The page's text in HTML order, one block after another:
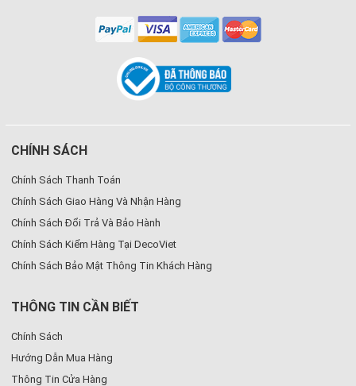
CHÍNH SÁCH
Chính Sách Thanh Toán
Chính Sách Giao Hàng Và Nhận Hàng
Chính Sách Đổi Trả Và Bảo Hành
Chính Sách Kiểm Hàng Tại DecoViet
Chính Sách Bảo Mật Thông Tin Khách Hàng
THÔNG TIN CẦN BIẾT
Chính Sách
Hướng Dẫn Mua Hàng
Thông Tin Cửa Hàng